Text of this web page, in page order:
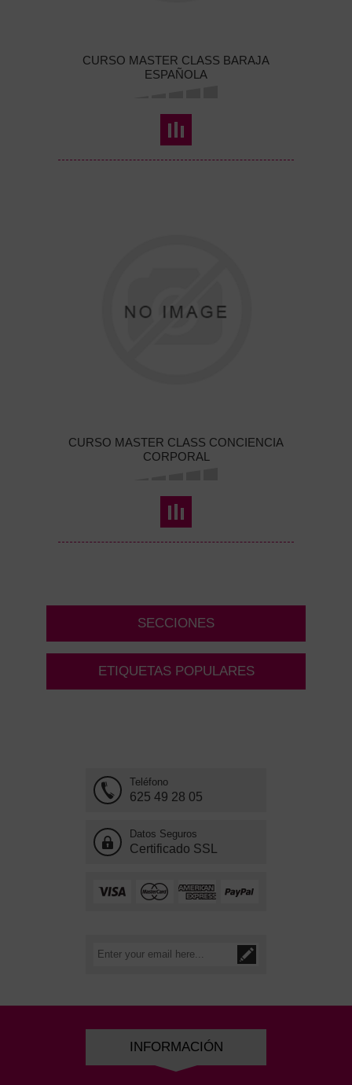
CURSO MASTER CLASS BARAJA
ESPAÑOLA
CURSO MASTER CLASS CONCIENCIA
CORPORAL
SECCIONES
ETIQUETAS POPULARES
Teléfono
625 49 28 05
Datos Seguros
Certificado SSL
INFORMACIÓN